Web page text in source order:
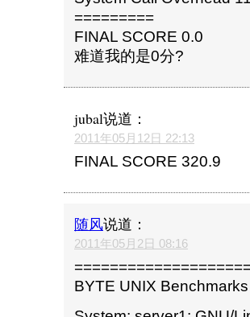
=========
FINAL SCORE 0.0
难道我的是0分?
jubal说道：
2011年05月12日 22:13
FINAL SCORE 320.9
随风说道：
2011年05月2日 08:16
BYTE UNIX